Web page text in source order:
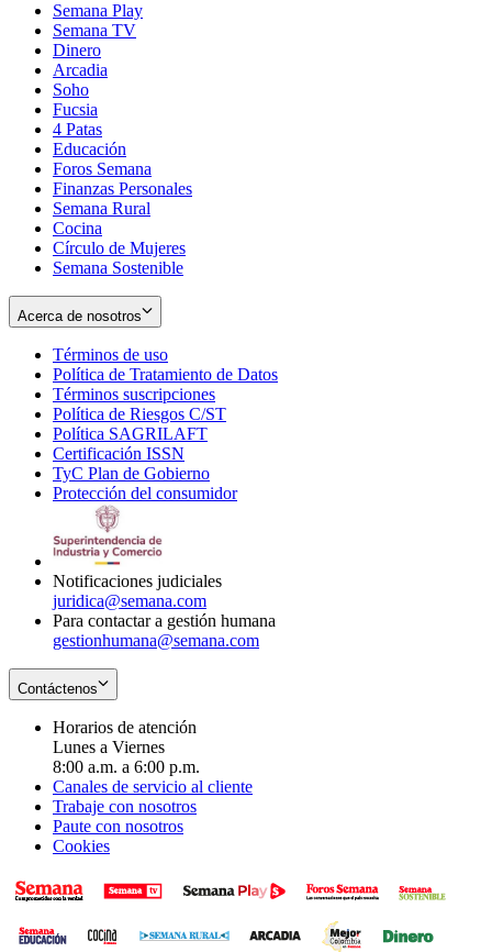
Semana Play
Semana TV
Dinero
Arcadia
Soho
in
new
window
Fucsia
in
new
window
4 Patas
Educación
Foros Semana
Finanzas Personales
Semana Rural
Cocina
Círculo de Mujeres
Semana Sostenible
Acerca de nosotros
Términos de uso
in
new
window
Política de Tratamiento de Datos
Términos suscripciones
in
Política de Riesgos C/ST
Política SAGRILAFT
new
window
Certificación ISSN
in
new
TyC Plan de Gobierno
in
Protección del consumidorOpens
Notificaciones judiciales
juridica@semana.com
Para contactar a gestión humana
gestionhumana@semana.com
Contáctenos
Horarios de atención
Lunes a Viernes
8:00 a.m. a 6:00 p.m.
Canales de servicio al cliente
Trabaje con nosotros
Paute con nosotros
Cookies